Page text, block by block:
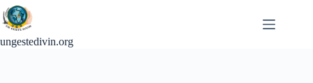
Passer
au
contenu
ungestedivin.org